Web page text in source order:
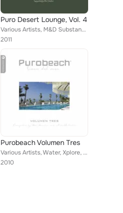
Puro Desert Lounge, Vol. 4
Various Artists, M&D Substance, Leftguster, Arthur Oskan, Sounds of Water, Milesart Orchestra, Lauer, Paronator, Koan, Jurr, Apo...
2011
Purobeach Volumen Tres
Various Artists, Water, Xplore, Ranu Raraku, Merge Of Equals, Eddie Silverton, The Charlie North Michael e Project, Polished Chr...
2010